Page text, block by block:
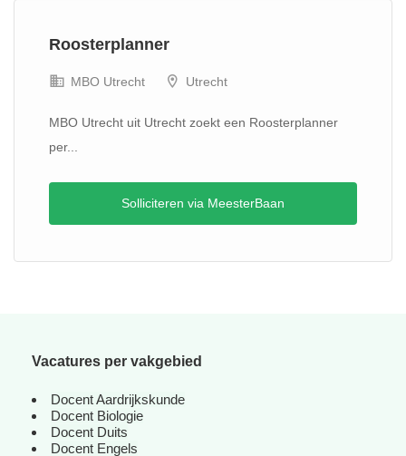
Roosterplanner
MBO Utrecht Utrecht
MBO Utrecht uit Utrecht zoekt een Roosterplanner
per...
Solliciteren via MeesterBaan
Vacatures per vakgebied
Docent Aardrijkskunde
Docent Biologie
Docent Duits
Docent Engels